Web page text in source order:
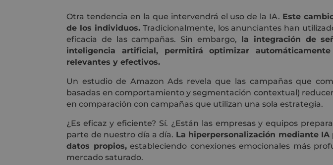
Otra tendencia en la que intervendrá el uso de la IA. Este
de los individuos.Tradicionalmente, los anunciantes han
eficacia de las campañas. Sin embargo, la integración de
inteligencia artificial, permitirá optimizar
relevantes y efectivos.
Un estudio de Amazon Ads revela que las campañas que
basadas en comportamiento y segmentación contextual)
en comparación con campañas que utilizan una sola estrategia.
¿Es eficaz y eficiente? Sí. ¿Están las empresas y equipos
parte de nuestro día a día. La hiperpersonalización mediante
datos propios,estableciendo conexiones emocionales más
mercado saturado.